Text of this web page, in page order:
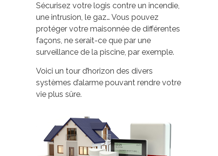
Sécurisez votre logis contre un incendie,
une intrusion, le gaz… Vous pouvez
protéger votre maisonnée de différentes
façons, ne serait-ce que par une
surveillance de la piscine, par exemple.
Voici un tour d’horizon des divers
systèmes d’alarme pouvant rendre votre
vie plus sûre.